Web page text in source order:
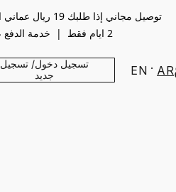
2 ايام فقط | خدمة الدفع عند الإستلام متوفرة
تسجيل دخول/ تسجيل
جديد
EN AR